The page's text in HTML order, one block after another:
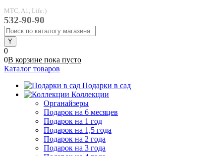
MTC, A1, Life:)
532-90-90
0
0В корзине пока пусто
Каталог товаров
Подарки в сад
Коллекции
Органайзеры
Подарок на 6 месяцев
Подарок на 1 год
Подарок на 1,5 года
Подарок на 2 года
Подарок на 3 года